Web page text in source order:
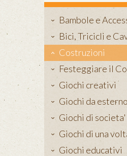
Bambole e
Bici, Tricicli e
Costruzioni
Festeggiare il
Giochi creativi
Giochi da esterno
Giochi di
Giochi di una
Giochi educativi